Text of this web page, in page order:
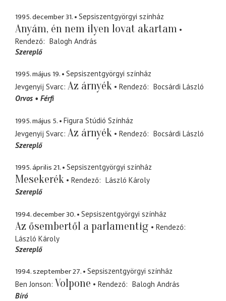
1995. december 31. Sepsiszentgyörgyi színház
Anyám, én nem ilyen lovat akartam
Rendező
Balogh András
Szereplő
1995. május 19.
Sepsiszentgyörgyi színház
Jevgenyij Svarc Az árnyék Rendező
Bocsárdi László
Orvos
Férfi
1995. május 5.
Figura Stúdió Színház
Jevgenyij Svarc Az árnyék Rendező
Bocsárdi László
Szereplő
1995. április 21. Sepsiszentgyörgyi színház
Mesekerék Rendező
László Károly
Szereplő
1994. december 30. Sepsiszentgyörgyi színház
Az ősembertől a parlamentig
Rendező
László Károly
Szereplő
1994. szeptember 27.
Sepsiszentgyörgyi színház
Ben Jonson Volpone Rendező
Balogh András
Bíró